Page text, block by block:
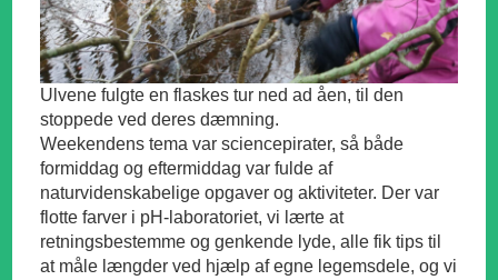
Ulvene fulgte en flaskes tur ned ad åen, til den
stoppede ved deres dæmning.
Weekendens tema var sciencepirater, så både
formiddag og eftermiddag var fulde af
naturvidenskabelige opgaver og aktiviteter. Der var
flotte farver i pH-laboratoriet, vi lærte at
retningsbestemme og genkende lyde, alle fik tips til
at måle længder ved hjælp af egne legemsdele, og vi